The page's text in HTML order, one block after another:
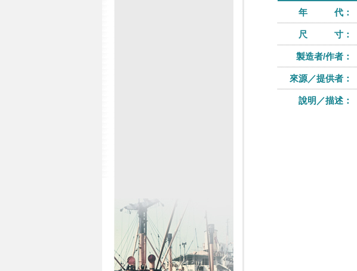
年 代：
尺 寸：
製造者/作者：
來源／提供者：
說明／描述：